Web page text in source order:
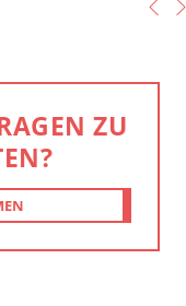
ZU